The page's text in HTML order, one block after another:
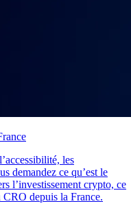
les
demandez ce qu’est le
l’investissement crypto, ce
depuis la France.